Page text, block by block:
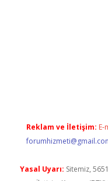
Reklam ve İletişim: E-
Yasal Uyarı: Sitemiz,